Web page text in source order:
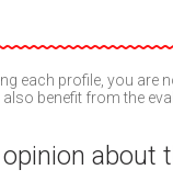
each profile, you are
benefit from the
about